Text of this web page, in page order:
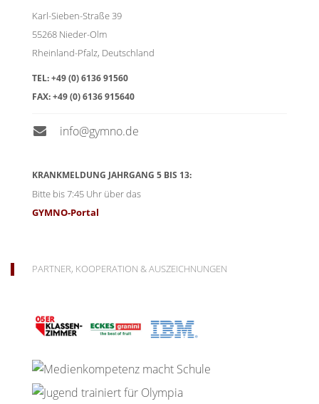
Karl-Sieben-Straße 39
55268 Nieder-Olm
Rheinland-Pfalz, Deutschland
TEL:+49 (0) 6136 91560
FAX:+49 (0) 6136 915640
info@gymno.de
KRANKMELDUNG JAHRGANG 5 BIS 13:
Bitte bis 7:45 Uhr über das
GYMNO-Portal
PARTNER, KOOPERATION & AUSZEICHNUNGEN